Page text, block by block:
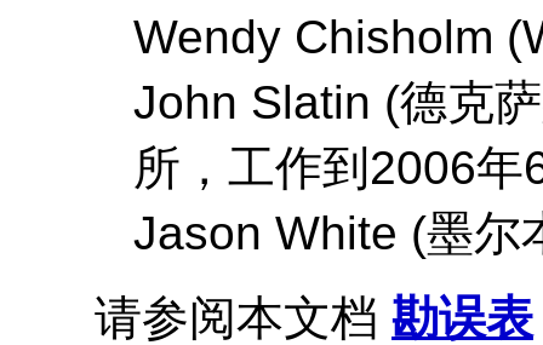
Wendy Chisholm
John Slatin (德克
所，工作到2006年
Jason White (墨尔
请参阅本文档 勘误表